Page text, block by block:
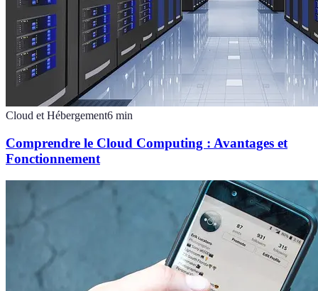
Cloud et Hébergement6 min
Comprendre le Cloud Computing : Avantages et
Fonctionnement